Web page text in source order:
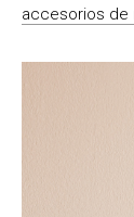
accesorios de